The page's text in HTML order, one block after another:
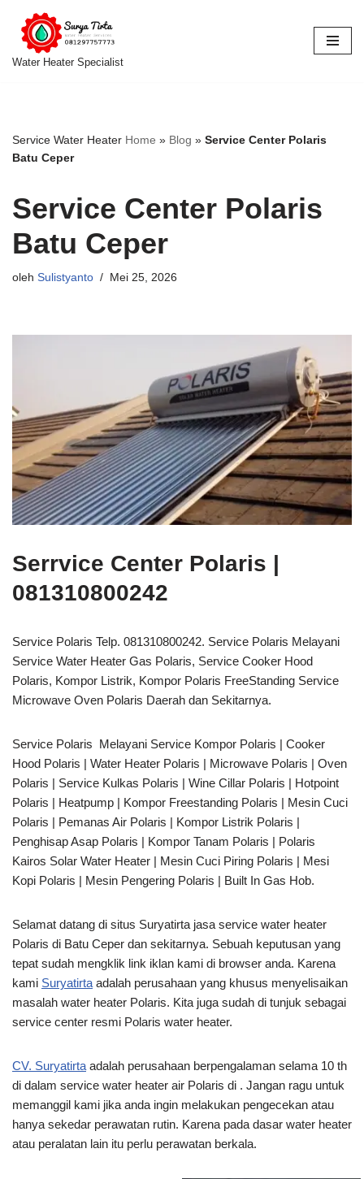
Lompat
ke
Water Heater Specialist
Service Water Heater Home » Blog » Service Center Polaris
Batu Ceper
Service Center Polaris
Batu Ceper
oleh Sulistyanto Mei 25, 2026
Serrvice Center Polaris |
081310800242
Service Polaris Telp. 081310800242. Service Polaris Melayani
Service Water Heater Gas Polaris, Service Cooker Hood
Polaris, Kompor Listrik, Kompor Polaris FreeStanding Service
Microwave Oven Polaris Daerah dan Sekitarnya.
Service Polaris Melayani Service Kompor Polaris | Cooker
Hood Polaris | Water Heater Polaris | Microwave Polaris | Oven
Polaris | Service Kulkas Polaris | Wine Cillar Polaris | Hotpoint
Polaris | Heatpump | Kompor Freestanding Polaris | Mesin Cuci
Polaris | Pemanas Air Polaris | Kompor Listrik Polaris |
Penghisap Asap Polaris | Kompor Tanam Polaris | Polaris
Kairos Solar Water Heater | Mesin Cuci Piring Polaris | Mesi
Kopi Polaris | Mesin Pengering Polaris | Built In Gas Hob.
Selamat datang di situs Suryatirta jasa service water heater
Polaris di Batu Ceper dan sekitarnya. Sebuah keputusan yang
tepat sudah mengklik link iklan kami di browser anda. Karena
kami Suryatirta adalah perusahaan yang khusus menyelisaikan
masalah water heater Polaris. Kita juga sudah di tunjuk sebagai
service center resmi Polaris water heater.
CV. Suryatirta adalah perusahaan berpengalaman selama 10 th
di dalam service water heater air Polaris di . Jangan ragu untuk
memanggil kami jika anda ingin melakukan pengecekan atau
hanya sekedar perawatan rutin. Karena pada dasar water heater
atau peralatan lain itu perlu perawatan berkala.